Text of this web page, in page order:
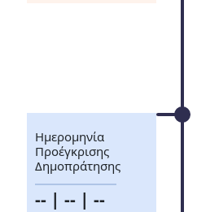
Ημερομηνία
Προέγκρισης
Δημοπράτησης
-- | -- | --